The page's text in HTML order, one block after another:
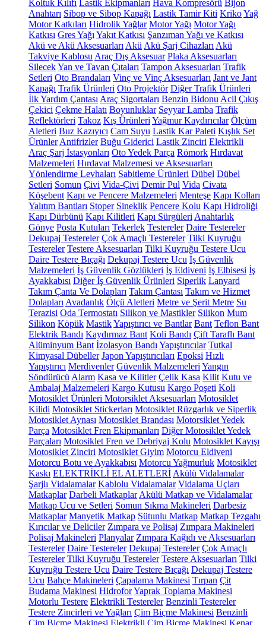
Koltuk Kılıfı Lastik Ekipmanları Hava Kompresörü Bijon
Anahtarı Sibop ve Sibop Kapağı Lastik Tamir Kiti KrikoYağ
Motor Katkıları Hidrolik Yağlar Motor Yağı Motor Yağı
Katkısı Gres Yağı Yakıt Katkısı Şanzıman Yağı ve Katkısı
Akü ve Akü Aksesuarları Akü Akü Şarj Cihazları Akü
Takviye Kablosu Araç Dış Aksesuar Plaka Aksesuarları
SilecekYan ve Tavan Çıtaları Tampon Aksesuarları Trafik
Setleri Oto Brandaları Vinç ve Vinç Aksesuarları Jant ve Jant
Kapağı Trafik Ürünleri Oto Projektör Diğer Trafik Ürünleri
İlk Yardım Çantası Araç Sigortaları Benzin Bidonu Acil Çıkış
Çekici Çekme Halatı Boyunluklar Seyyar Lamba Trafik
Reflektörleri Takoz Kış Ürünleri Yağmur Kaydırıcılar Ölçüm
Aletleri Buz Kazıyıcı Cam Suyu Lastik Kar Paleti Kışlık Set
Ürünler Antifrizler Buğu Giderici Lastik Zinciri Elektrikli
Araç Şarj İstasyonları Oto Yedek Parça Römork Hırdavat
Malzemeleri Hırdavat Malzemesi ve Aksesuarları
Yönlendirme Levhaları Sabitleme Ürünleri Dübel Dübel
Setleri Somun Çivi Vida-Çivi Demir Pul Vida Civata
Köşebent Kapı ve Pencere Malzemeleri Menteşe Kapı Kolları
Yalıtım Bantları Stoper Sineklik Pencere Kolu Kapı Hidroliği
Kapı Dürbünü Kapı Kilitleri Kapı Sürgüleri Anahtarlık
Gönye Posta Kutuları Tekerlek Testereler Daire Testereler
Dekupaj Testereler Çok Amaçlı Testereler Tilki Kuyruğu
Testereler Testere Aksesuarları Tilki Kuyruğu Testere Ucu
Daire Testere Bıçağı Dekupaj Testere Ucu İş Güvenlik
Malzemeleri İş Güvenlik Gözlükleri İş Eldiveni İş Elbisesi İş
Ayakkabısı Diğer İş Güvenlik Ürünleri Siperlik Lanyard
Takım Çanta Ve Dolapları Takım Çantası Takım ve Hizmet
Dolapları Avadanlık Ölçü Aletleri Metre ve Şerit Metre Su
Terazisi Oda Termostatı Silikon ve Mastikler Silikon Mum
Silikon Köpük MastikYapıştırıcı ve Bantlar Bant Teflon Bant
Elektrik Bandı Kaydırmaz Bant Koli Bandı Çift Taraflı Bant
Alüminyum Bant İzolasyon Bandı Yapıştırıcılar Tutkal
Kimyasal Dübeller Japon Yapıştırıcıları Epoksi Hızlı
Yapıştırıcı Merdivenler Güvenlik Malzemeleri Yangın
Söndürücü Alarm Kasa ve Kilitler Çelik Kasa Kilit Kutu ve
Ambalaj Malzemeleri Kargo Kutusu Kargo Poşeti Koli
Motosiklet Ürünleri Motorsiklet Aksesuarları Motosiklet
Kilidi Motosiklet Stickerları Motosiklet Rüzgarlık ve Siperlik
Motosiklet Aynası Motosiklet Brandası Motorsiklet Yedek
Parça Motosiklet Fren Ekipmanları Diğer Motosiklet Yedek
Parçaları Motosiklet Fren ve Debriyaj Kolu Motosiklet Kayışı
Motosiklet Zinciri Motosiklet Giyim Motorcu Eldiveni
Motorcu Botu ve Ayakkabısı Motorcu Yağmurluk Motosiklet
Kaskı ELEKTRİKLİ EL ALETLERİ Akülü Vidalamalar
Şarjlı Vidalamalar Kablolu Vidalamalar Vidalama Uçları
Matkaplar Darbeli Matkaplar Akülü Matkap ve Vidalamalar
Matkap Ucu ve Setleri Somun Sıkma Makineleri Darbesiz
Matkaplar Manyetik Matkap Sütunlu Matkap Matkap Tezgahı
Kırıcılar ve Deliciler Zımpara ve Polisaj Zımpara Makineleri
Polisaj Makineleri Planyalar Zımpara Kağıdı ve Aksesuarları
Testereler Daire Testereler Dekupaj Testereler Çok Amaçlı
Testereler Tilki Kuyruğu Testereler Testere Aksesuarları Tilki
Kuyruğu Testere Ucu Daire Testere Bıçağı Dekupaj Testere
Ucu Bahçe Makineleri Çapalama Makinesi Tırpan Çit
Budama Makinesi HidroforYaprak Toplama Makinesi
Motorlu Testere Elektrikli Testereler Benzinli Testereler
Testere Zincirleri ve Yağları Çim Biçme Makinesi Benzinli
Çim Biçme Makinesi Elektrikli Çim Biçme Makinesi Kenar